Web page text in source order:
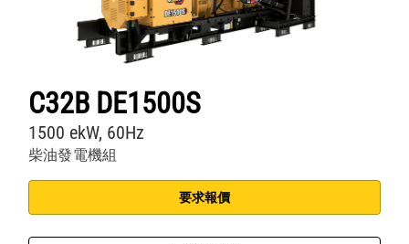
C32B DE1500S
柴油發電機組
1500 ekW, 60Hz
要求報價